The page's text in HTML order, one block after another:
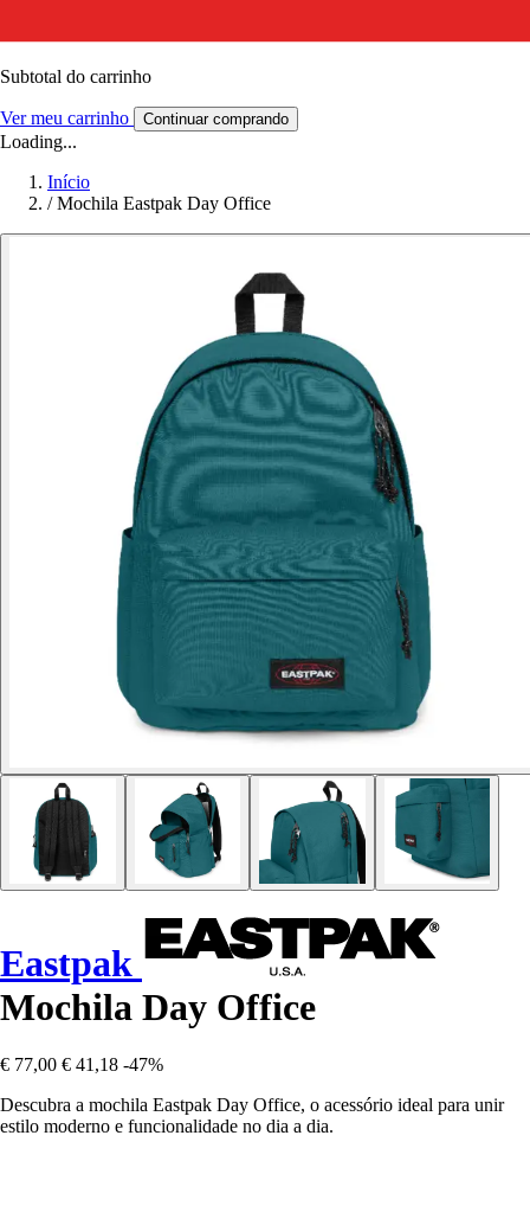
Subtotal do carrinho
Ver meu carrinho Continuar comprando
Loading...
Início
/ Mochila Eastpak Day Office
Eastpak
Mochila Day Office
€ 77,00 € 41,18 -47%
Descubra a mochila Eastpak Day Office, o acessório ideal para unir
estilo moderno e funcionalidade no dia a dia.